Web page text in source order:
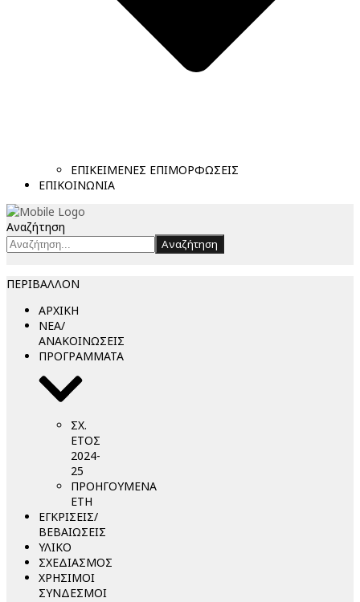
ΕΠΙΚΕΙΜΕΝΕΣ ΕΠΙΜΟΡΦΩΣΕΙΣ
ΕΠΙΚΟΙΝΩΝΙΑ
Αναζήτηση
Αναζήτηση
ΠΕΡΙΒΑΛΛΟΝ
ΑΡΧΙΚΗ
ΝΕΑ/
ΑΝΑΚΟΙΝΩΣΕΙΣ
ΠΡΟΓΡΑΜΜΑΤΑ
ΣΧ.
ΕΤΟΣ
2024-
25
ΠΡΟΗΓΟΥΜΕΝΑ
ΕΤΗ
ΕΓΚΡΙΣΕΙΣ/
ΒΕΒΑΙΩΣΕΙΣ
ΥΛΙΚΟ
ΣΧΕΔΙΑΣΜΟΣ
ΧΡΗΣΙΜΟΙ
ΣΥΝΔΕΣΜΟΙ